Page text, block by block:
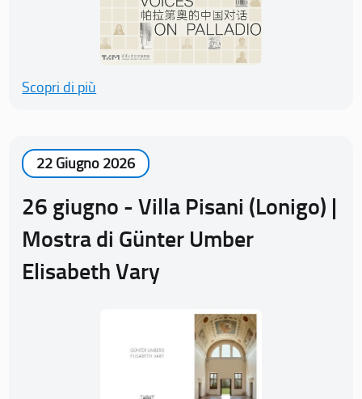
Scopri di più
22 Giugno 2026
26 giugno - Villa Pisani (Lonigo) |
Mostra di Günter Umber
Elisabeth Vary